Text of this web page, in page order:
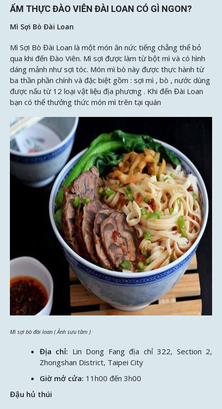
ẨM THỰC ĐÀO VIÊN ĐÀI LOAN CÓ GÌ NGON?
Mì Sợi Bò Đài Loan
Mì Sợi Bò Đài Loan là một món ăn nức tiếng chẳng thể bỏ
qua khi đến Đào Viên. Mì sợi được làm từ bột mì và có hình
dáng mảnh như sợi tóc. Món mì bò này được thực hành từ
ba thần phần chính và đặc biệt gồm : sợi mì , bò , nước dùng
được nấu từ 12 loại vật liệu địa phương . Khi đến Đài Loan
bạn có thể thưởng thức món mì trên tại quán
Mì sợi bò đài loan ( Ảnh sưu tầm )
Địa chỉ: Lin Dong Fang địa chỉ 322, Section 2,
Zhongshan District, Taipei City
Giờ mở cửa: 11h00 đến 3h00
Đậu hủ thúi